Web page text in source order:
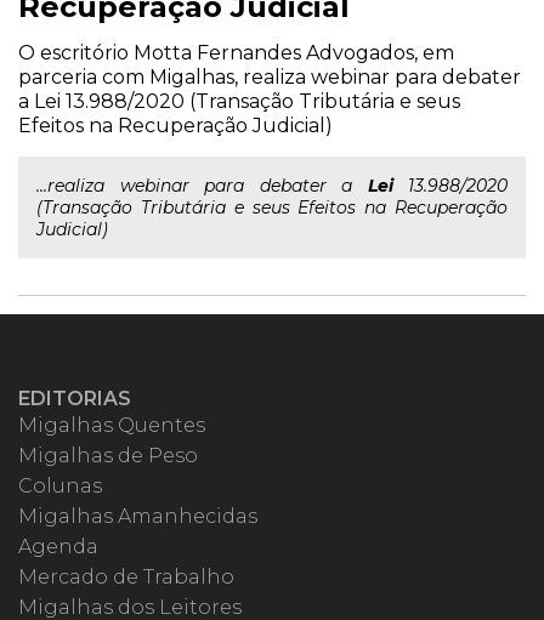
O escritório Motta Fernandes Advogados, em
parceria com Migalhas, realiza webinar para debater
a Lei 13.988/2020 (Transação Tributária e seus
Efeitos na Recuperação Judicial)
...realiza webinar para debater a Lei13.988/2020
(Transação Tributária e seus Efeitos na Recuperação
Judicial)
EDITORIAS
Migalhas Quentes
Migalhas de Peso
Colunas
Migalhas Amanhecidas
Agenda
Mercado de Trabalho
Migalhas dos Leitores